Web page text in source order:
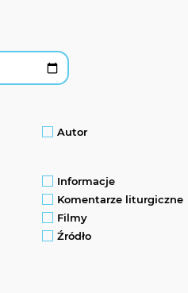
Autor
Informacje
Komentarze liturgiczne
Filmy
Źródło